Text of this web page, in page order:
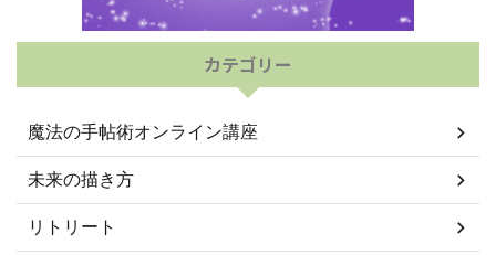
カテゴリー
魔法の手帖術オンライン講座
未来の描き方
リトリート